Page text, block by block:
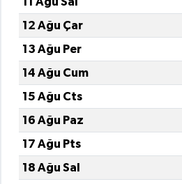
12 Ağu Çar
13 Ağu Per
14 Ağu Cum
15 Ağu Cts
16 Ağu Paz
17 Ağu Pts
18 Ağu Sal